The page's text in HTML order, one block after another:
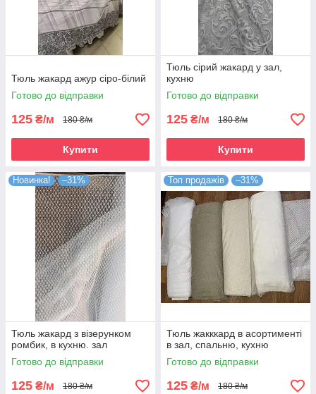
Тюль жакард ажур сіро-білий
Готово до відправки
125 ₴/м 180 ₴/м
Купити
Тюль сірий жакард у зал,
кухню
Готово до відправки
125 ₴/м 180 ₴/м
Купити
Новинка! –31%
Тюль жакард з візерунком
ромбик, в кухню. зал
Готово до відправки
125 ₴/м 180 ₴/м
Топ продажів –31%
Тюль жакккард в асортименті
в зал, спальню, кухню
Готово до відправки
125 ₴/м 180 ₴/м